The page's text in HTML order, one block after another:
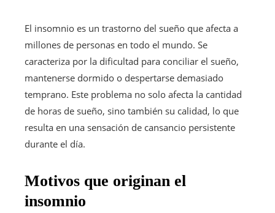
El insomnio es un trastorno del sueño que afecta a
millones de personas en todo el mundo. Se
caracteriza por la dificultad para conciliar el sueño,
mantenerse dormido o despertarse demasiado
temprano. Este problema no solo afecta la cantidad
de horas de sueño, sino también su calidad, lo que
resulta en una sensación de cansancio persistente
durante el día.
Motivos que originan el
insomnio